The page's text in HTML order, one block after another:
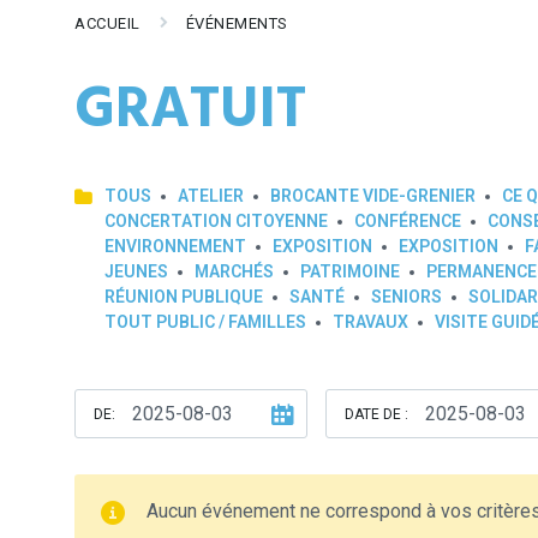
ACCUEIL ÉVÉNEMENTS
GRATUIT
TOUS ATELIER BROCANTE VIDE-GRENIER CE
CONCERTATION CITOYENNE
CONFÉRENCE
ENVIRONNEMENT
EXPOSITION EXPOSITION
JEUNES
MARCHÉS PATRIMOINE
RÉUNION PUBLIQUE
SANTÉ SENIORS
TOUT PUBLIC / FAMILLES
TRAVAUX VISITE
DE: DATE DE :
Aucun événement ne correspond à vos